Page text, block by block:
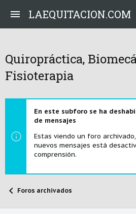
LAEQUITACION.COM
Quiropráctica,
Fisioterapia
En este subforo se ha
de mensajes
Estas viendo un foro
nuevos mensajes está
comprensión.
Foros archivados